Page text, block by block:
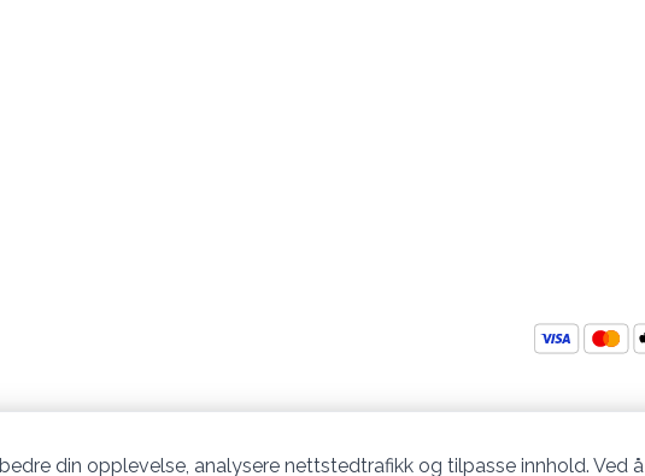
din opplevelse, analysere nettstedtrafikk og tilpasse innhold. Ved å